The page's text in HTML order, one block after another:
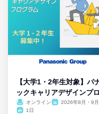
【大学1・2年生対象】パ
ックキャリアデザインプ
ム
オンライン
2026年8月・9月
1日